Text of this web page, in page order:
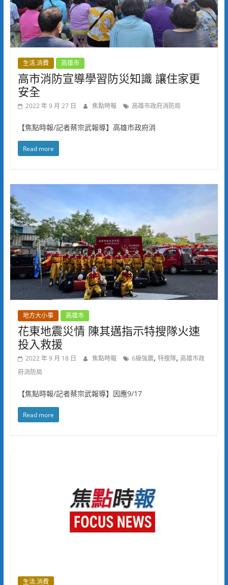
生活.消費 高雄市
高市消防宣導學習防災知識 讓住家更
安全
2022 年 9 月 27 日 焦點時報 高雄市政府消防局
【焦點時報/記者蔡宗武報導】高雄市政府消
Read more
地方大小事 高雄市
花東地震災情 陳其邁指示特搜隊火速
投入救援
2022 年 9 月 18 日 焦點時報 6級強震, 特搜隊, 高雄市政
府消防局
【焦點時報/記者蔡宗武報導】因應9/17
Read more
生活.消費